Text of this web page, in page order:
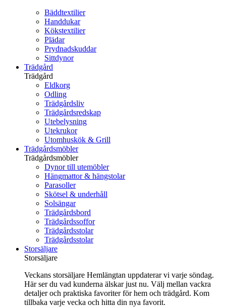
Bäddtextilier
Handdukar
Kökstextilier
Plädar
Prydnadskuddar
Sittdynor
Trädgård
Trädgård
Eldkorg
Odling
Trädgårdsliv
Trädgårdsredskap
Utebelysning
Utekrukor
Utomhuskök & Grill
Trädgårdsmöbler
Trädgårdsmöbler
Dynor till utemöbler
Hängmattor & hängstolar
Parasoller
Skötsel & underhåll
Solsängar
Trädgårdsbord
Trädgårdssoffor
Trädgårdsstolar
Trädgårdsstolar
Storsäljare
Storsäljare
Veckans storsäljare Hemlängtan uppdaterar vi varje söndag.
Här ser du vad kunderna älskar just nu. Välj mellan vackra
detaljer och praktiska favoriter för hem och trädgård. Kom
tillbaka varje vecka och hitta din nya favorit.